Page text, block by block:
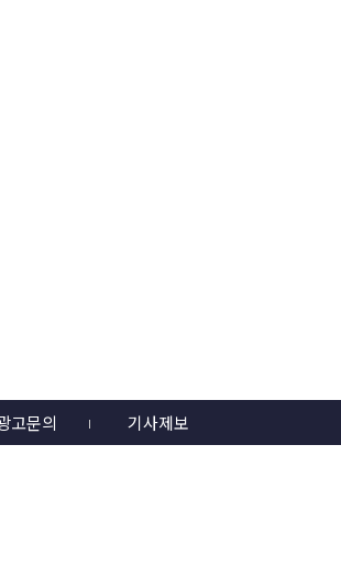
고문의 기사제보